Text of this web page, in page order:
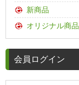
新商品
オリジナル商品
会員ログイン